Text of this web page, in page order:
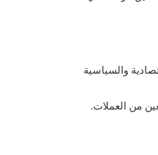
والسياسية
من العملات.